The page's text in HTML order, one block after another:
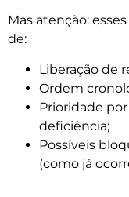
Mas atenção:
de:
Liberação de
Ordem
Prioridade
deficiência;
Possíveis
(como já